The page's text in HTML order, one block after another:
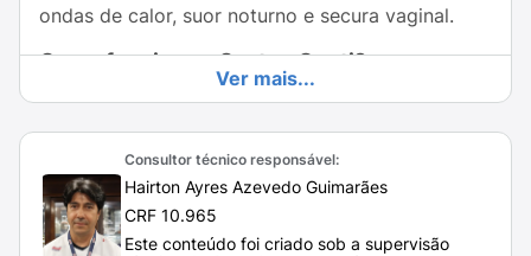
ondas de calor, suor noturno e secura vaginal.
Como funciona o Systen Conti?
O Systen Conti une os hormônios sexuais
estradiol e acetato de noretisteronapara criar
uma Terapia de Reposição Hormonal (TRH) de
uso contínuo que repõe o estrogênio natural
liberado pelos ovários e age diretamente sobre
os sintomas da falta de estrogênio.
Ver mais...
Consultor técnico responsável:
Hairton Ayres Azevedo Guimarães
CRF 10.965
Este conteúdo foi criado sob a supervisão